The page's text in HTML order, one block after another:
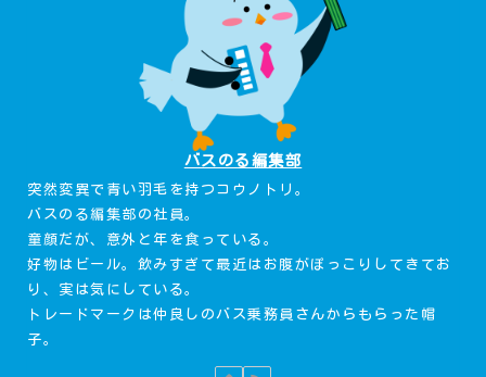
バスのる編集部
突然変異で青い羽毛を持つコウノトリ。
バスのる編集部の社員。
童顔だが、意外と年を食っている。
好物はビール。飲みすぎて最近はお腹がぽっこりしてきてお
り、実は気にしている。
トレードマークは仲良しのバス乗務員さんからもらった帽
子。